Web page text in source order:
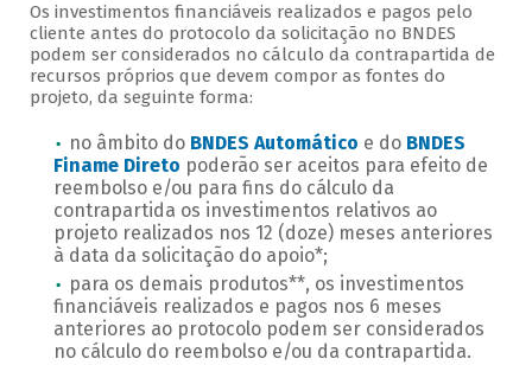
Os investimentos financiáveis realizados e pagos pelo
cliente antes do protocolo da solicitação no BNDES
podem ser considerados no cálculo da contrapartida de
recursos próprios que devem compor as fontes do
projeto, da seguinte forma:
no âmbito do BNDES Automático e do BNDES
Finame Direto poderão ser aceitos para efeito de
reembolso e/ou para fins do cálculo da
contrapartida os investimentos relativos ao
projeto realizados nos 12 (doze) meses anteriores
à data da solicitação do apoio*;
para os demais produtos**, os investimentos
financiáveis realizados e pagos nos 6 meses
anteriores ao protocolo podem ser considerados
no cálculo do reembolso e/ou da contrapartida.